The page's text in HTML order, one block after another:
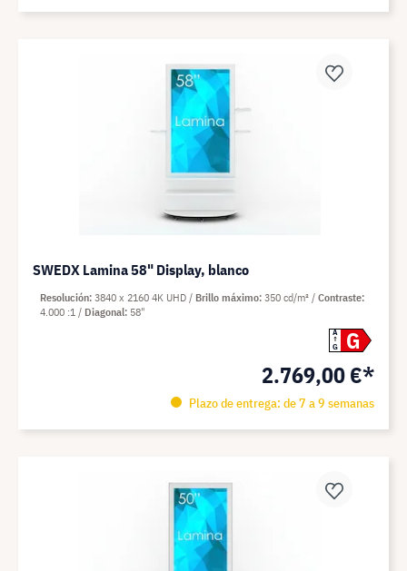
SWEDX Lamina 58" Display, blanco
A
G
G
2.769,00 €*
Plazo de entrega: de 7 a 9 semanas
Resolución 3840 x 2160 4K UHD Brillo máximo 350 cd/m²
Contraste
4.000 :1
Diagonal 58"